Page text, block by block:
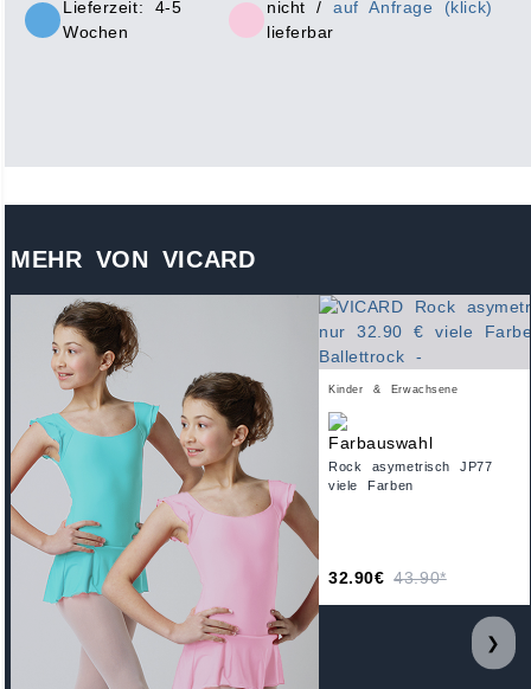
Lieferzeit: 4-5
Wochen
nicht /auf Anfrage (klick)
lieferbar
MEHR VON VICARD
Kinder & Erwachsene
Rock asymetrisch JP77
viele Farben
32.90€ 43.90*
❯